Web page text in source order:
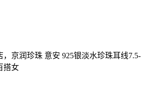
京润珍珠 意安 925银淡水珍珠耳线7.5-
搭女